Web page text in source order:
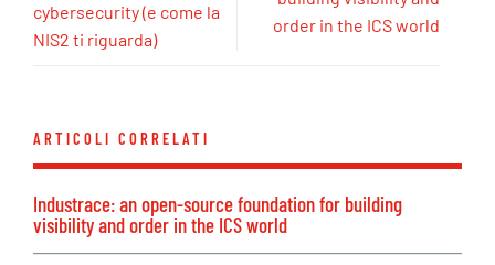
cybersecurity (e come la
NIS2 ti riguarda)
order in the ICS world
ARTICOLI CORRELATI
Industrace: an open-source foundation for building
visibility and order in the ICS world